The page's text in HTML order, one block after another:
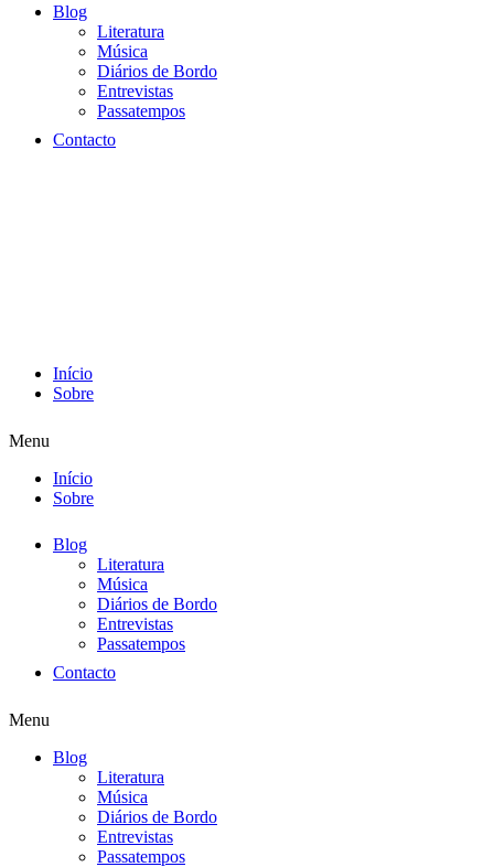
Blog
Literatura
Música
Diários de Bordo
Entrevistas
Passatempos
Contacto
Início
Sobre
Menu
Início
Sobre
Blog
Literatura
Música
Diários de Bordo
Entrevistas
Passatempos
Contacto
Menu
Blog
Literatura
Música
Diários de Bordo
Entrevistas
Passatempos